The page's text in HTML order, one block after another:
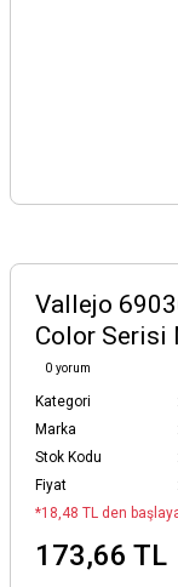
Vallejo
Color Serisi
0 yorum
Kategori
Marka
Stok Kodu
Fiyat
*18,48 TL den
173,66 TL